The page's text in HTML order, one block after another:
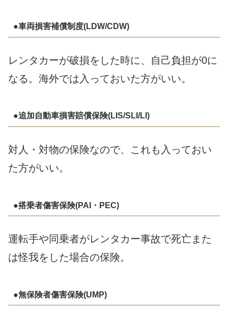
●車両損害補償制度(LDW/CDW)
レンタカーが破損をした時に、自己負担が0に
なる。海外では入っておいた方がいい。
●追加自動車損害賠償保険(LIS/SLI/LI)
対人・対物の保険なので、これも入っておい
た方がいい。
●搭乗者傷害保険(PAI・PEC)
運転手や同乗者がレンタカー事故で死亡また
は怪我をした場合の保険。
●無保険者傷害保険(UMP)